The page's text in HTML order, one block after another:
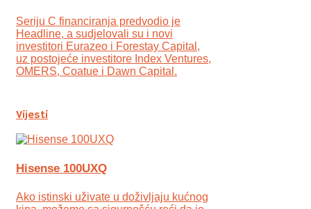
Seriju C financiranja predvodio je
Headline, a sudjelovali su i novi
investitori Eurazeo i Forestay Capital,
uz postojeće investitore Index Ventures,
OMERS, Coatue i Dawn Capital.
Vijesti
Hisense 100UXQ
Ako istinski uživate u doživljaju kućnog